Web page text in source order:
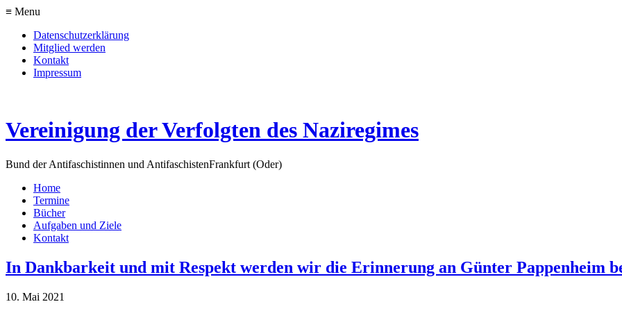
≡ Menu
Datenschutzerklärung
Mitglied werden
Kontakt
Impressum
Vereinigung der Verfolgten des Naziregimes
Bund der Antifaschistinnen und AntifaschistenFrankfurt (Oder)
Home
Termine
Bücher
Aufgaben und Ziele
Kontakt
In Dankbarkeit und mit Respekt werden wir die Erinnerung an Günter Pappenheim
10. Mai 2021